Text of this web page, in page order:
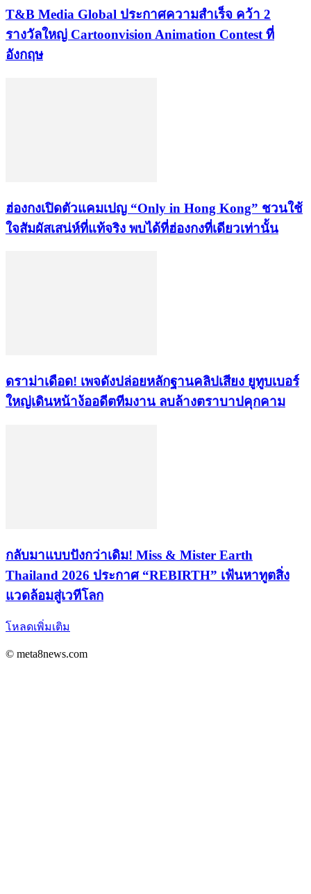
​T&B Media Global ประกาศความสำเร็จ คว้า 2
รางวัลใหญ่ Cartoonvision Animation Contest ที่
อังกฤษ
ฮ่องกงเปิดตัวแคมเปญ “Only in Hong Kong” ชวนใช้
ใจสัมผัสเสน่ห์ที่แท้จริง พบได้ที่ฮ่องกงที่เดียวเท่านั้น
ดราม่าเดือด! เพจดังปล่อยหลักฐานคลิปเสียง ยูทูบเบอร์
ใหญ่เดินหน้าง้ออดีตทีมงาน ลบล้างตราบาปคุกคาม
กลับมาแบบปังกว่าเดิม! Miss & Mister Earth
Thailand 2026 ประกาศ “REBIRTH” เฟ้นหาทูตสิ่ง
แวดล้อมสู่เวทีโลก
โหลดเพิ่มเติม
© meta8news.com